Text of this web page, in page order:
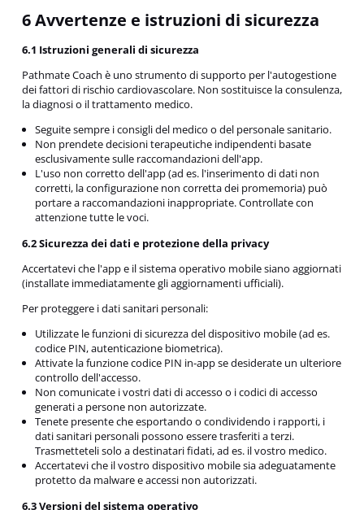
6 Avvertenze e istruzioni di sicurezza
6.1 Istruzioni generali di sicurezza
Pathmate Coach è uno strumento di supporto per l'autogestione
dei fattori di rischio cardiovascolare. Non sostituisce la consulenza,
la diagnosi o il trattamento medico.
Seguite sempre i consigli del medico o del personale sanitario.
Non prendete decisioni terapeutiche indipendenti basate
esclusivamente sulle raccomandazioni dell'app.
L'uso non corretto dell'app (ad es. l'inserimento di dati non
corretti, la configurazione non corretta dei promemoria) può
portare a raccomandazioni inappropriate. Controllate con
attenzione tutte le voci.
6.2 Sicurezza dei dati e protezione della privacy
Accertatevi che l'app e il sistema operativo mobile siano aggiornati
(installate immediatamente gli aggiornamenti ufficiali).
Per proteggere i dati sanitari personali:
Utilizzate le funzioni di sicurezza del dispositivo mobile (ad es.
codice PIN, autenticazione biometrica).
Attivate la funzione codice PIN in-app se desiderate un ulteriore
controllo dell'accesso.
Non comunicate i vostri dati di accesso o i codici di accesso
generati a persone non autorizzate.
Tenete presente che esportando o condividendo i rapporti, i
dati sanitari personali possono essere trasferiti a terzi.
Trasmetteteli solo a destinatari fidati, ad es. il vostro medico.
Accertatevi che il vostro dispositivo mobile sia adeguatamente
protetto da malware e accessi non autorizzati.
6.3 Versioni del sistema operativo